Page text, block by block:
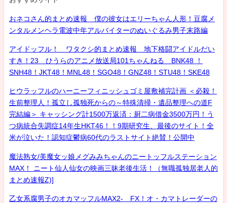
おネコさん的まとめ速報 僕の彼女はエリーちゃん人形！豆腐メ
ンタルメンヘラ電波中年アルバイターのぬいぐるみ男子末路編
アイドッフル！ ワタクシ的まとめ速報 地下格闘アイドルだい
すき！23 ひうらのアニメ放送局101ちゃんねる BNK48 ！
SNH48！JKT48！MNL48！SGO48！GNZ48！STU48！SKE48
ヒウラッフルのハーニーフィニッシュゴミ屋敷補完計画 ＜必殺！
生前整理人！孤立し孤独死からの～特殊清掃・遺品整理への道F
完結編＞ キャッシング計1500万返済：厨二病借金3500万円！う
つ病統合失調症14年生HKT46！！9期研究生、最後のサイト！全
米が泣いた！認知症鬱病60代のラストサイト絶賛！公開中
魔法熟女/美魔女ッ娘メグみみちゃんのニートッフルステーション
MAX！ ニート仙人仙女の映画三昧老後生活！（無職孤独居老人的
まとめ速報Z)]
乙女系腐男子のオカマッフルMAX2- FX！オ・カマトレーダーの